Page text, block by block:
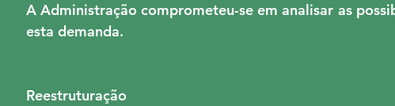
A Administração comprometeu-se em analisar as
esta demanda.
Reestruturação